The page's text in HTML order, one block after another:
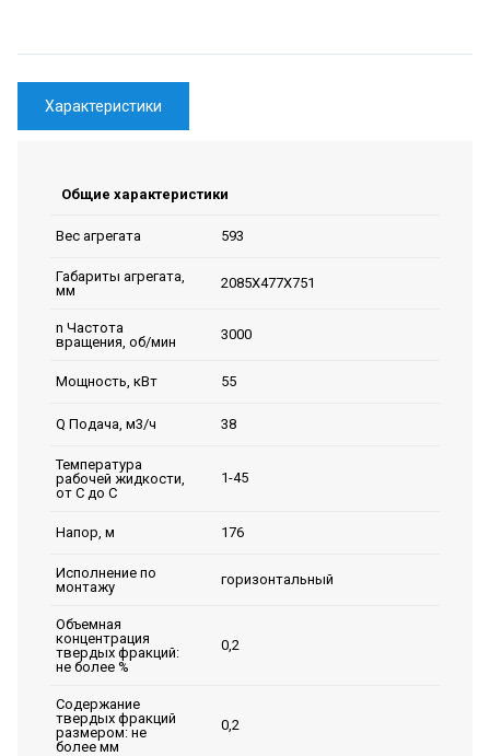
Характеристики
Общие характеристики
Вес агрегата 593
Габариты агрегата,
мм
2085Х477Х751
n Частота
вращения, об/мин
3000
Мощность, кВт 55
Q Подача, м3/ч 38
Температура
рабочей жидкости,
от С до С
1-45
Напор, м 176
Исполнение по
монтажу
горизонтальный
Объемная
концентрация
твердых фракций:
не более %
0,2
Содержание
твердых фракций
размером: не
более мм
0,2